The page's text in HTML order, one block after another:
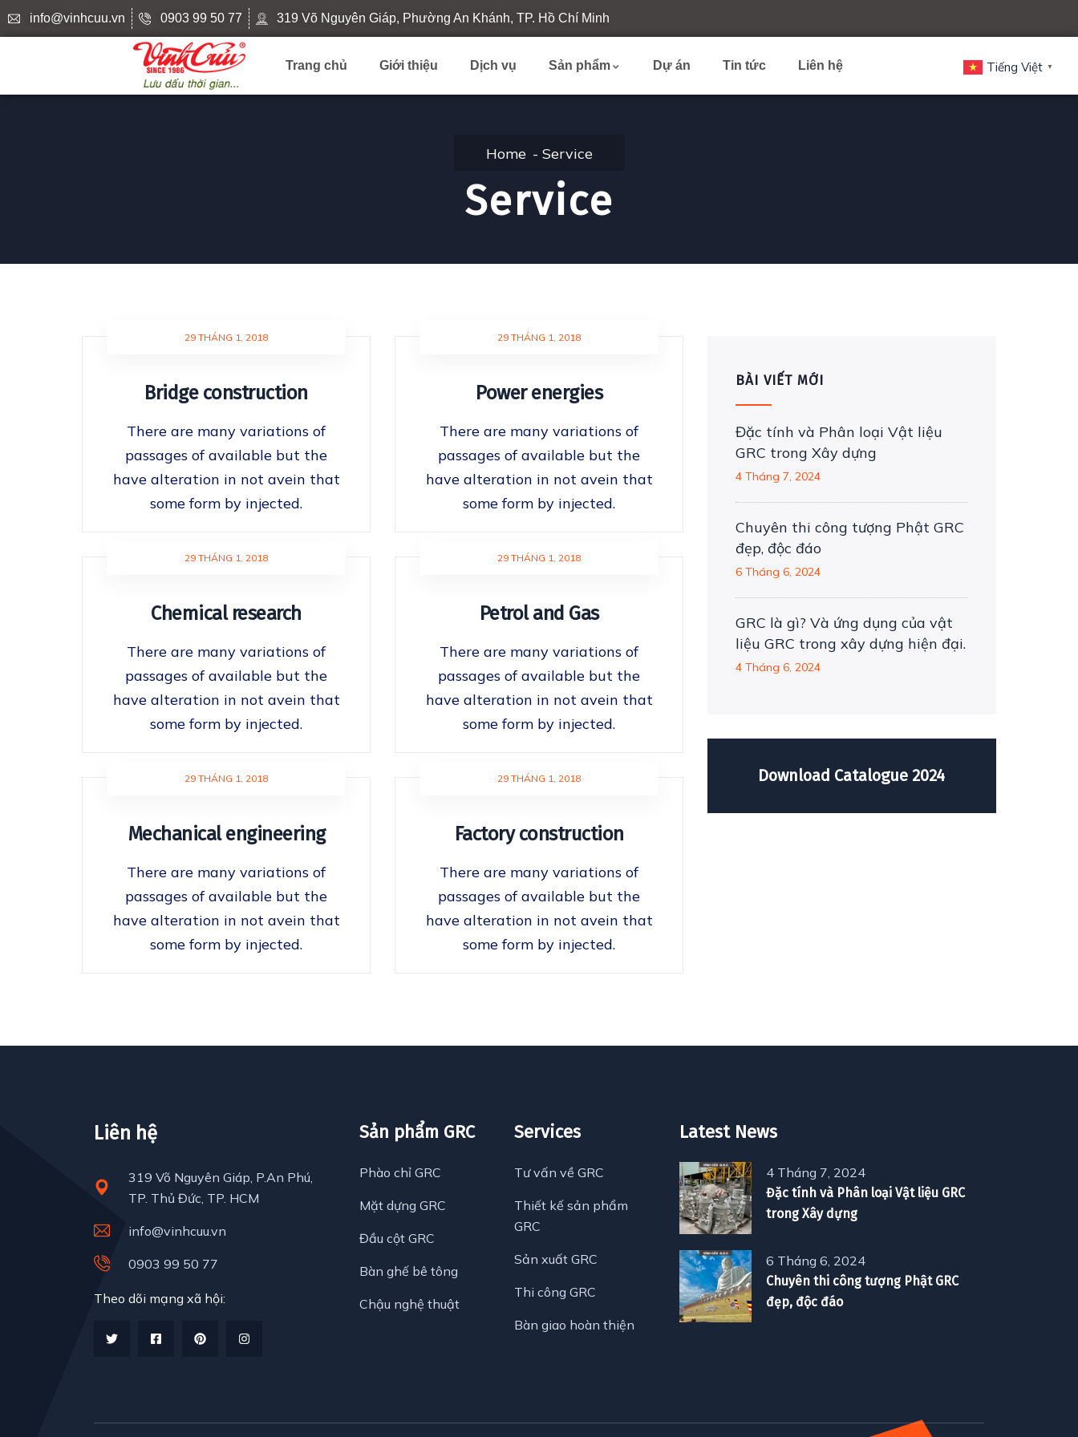
info@vinhcuu.vn 0903 99 50 77 319 Võ Nguyên Giáp, Phường An Khánh, TP. Hồ Chí Minh
Trang chủ Giới thiệu Dịch vụ Sản phẩm Dự án Tin tức Liên hệ Tiếng Việt ▼
Home Service
Service
29 THÁNG 1, 2018
Bridge construction
There are many variations of
passages of available but the
have alteration in not avein that
some form by injected.
29 THÁNG 1, 2018
Power energies
There are many variations of
passages of available but the
have alteration in not avein that
some form by injected.
29 THÁNG 1, 2018
Chemical research
There are many variations of
passages of available but the
have alteration in not avein that
some form by injected.
29 THÁNG 1, 2018
Petrol and Gas
There are many variations of
passages of available but the
have alteration in not avein that
some form by injected.
29 THÁNG 1, 2018
Mechanical engineering
There are many variations of
passages of available but the
have alteration in not avein that
some form by injected.
29 THÁNG 1, 2018
Factory construction
There are many variations of
passages of available but the
have alteration in not avein that
some form by injected.
BÀI VIẾT MỚI
Đặc tính và Phân loại Vật liệu
GRC trong Xây dựng
4 Tháng 7, 2024
Chuyên thi công tượng Phật GRC
đẹp, độc đáo
6 Tháng 6, 2024
GRC là gì? Và ứng dụng của vật
liệu GRC trong xây dựng hiện đại.
4 Tháng 6, 2024
Download Catalogue 2024
Liên hệ
319 Võ Nguyên Giáp, P.An Phú,
TP. Thủ Đức, TP. HCM
info@vinhcuu.vn
0903 99 50 77
Theo dõi mạng xã hội:
Sản phẩm GRC
Phào chỉ GRC
Mặt dựng GRC
Đầu cột GRC
Bàn ghế bê tông
Chậu nghệ thuật
Services
Tư vấn về GRC
Thiết kế sản phẩm
GRC
Sản xuất GRC
Thi công GRC
Bàn giao hoàn thiện
Latest News
4 Tháng 7, 2024
Đặc tính và Phân loại Vật liệu GRC
trong Xây dựng
6 Tháng 6, 2024
Chuyên thi công tượng Phật GRC
đẹp, độc đáo